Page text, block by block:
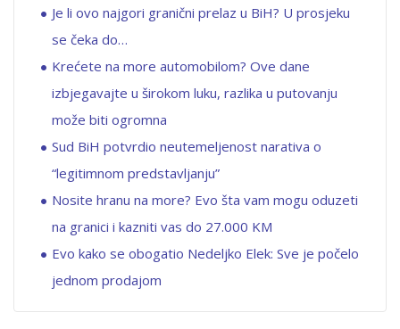
Je li ovo najgori granični prelaz u BiH? U prosjeku
se čeka do…
Krećete na more automobilom? Ove dane
izbjegavajte u širokom luku, razlika u putovanju
može biti ogromna
Sud BiH potvrdio neutemeljenost narativa o
“legitimnom predstavljanju”
Nosite hranu na more? Evo šta vam mogu oduzeti
na granici i kazniti vas do 27.000 KM
Evo kako se obogatio Nedeljko Elek: Sve je počelo
jednom prodajom